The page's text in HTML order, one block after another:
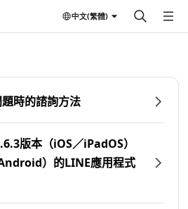
中文(繁體)
時的諮詢方法
版本（iOS／iPadOS）
）的LINE應用程式